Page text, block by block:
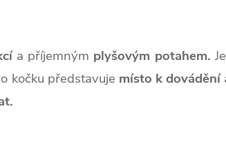
a příjemným plyšovým potahem.
kočku představuje místo k dovádění